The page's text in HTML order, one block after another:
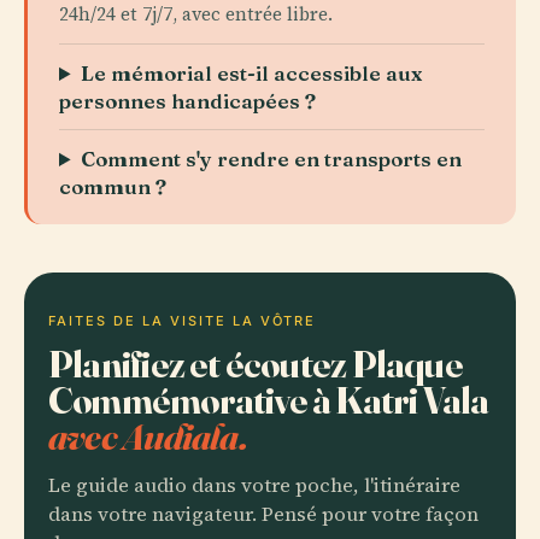
24h/24 et 7j/7, avec entrée libre.
Le mémorial est-il accessible aux
personnes handicapées ?
Comment s'y rendre en transports en
commun ?
FAITES DE LA VISITE LA VÔTRE
Planifiez et écoutez Plaque
Commémorative à Katri Vala
avec Audiala.
Le guide audio dans votre poche, l'itinéraire
dans votre navigateur. Pensé pour votre façon